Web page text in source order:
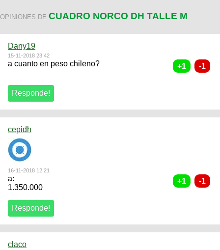
OPINIONES DE CUADRO NORCO DH TALLE M
Dany19
15-11-2018 23:42
a cuanto en peso chileno?
cepidh
16-11-2018 12:21
a:
1.350.000
claco